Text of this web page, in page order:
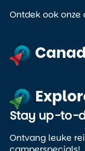
Ontdek ook
Stay up-to-
Ontvang leuke